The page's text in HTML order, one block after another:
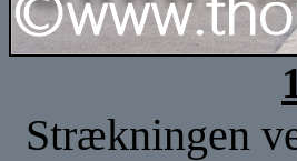
Strækningen